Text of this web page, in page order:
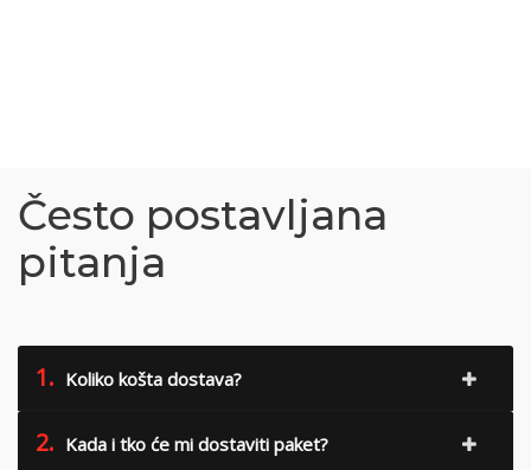
Često postavljana
pitanja
1. Koliko košta dostava?
2. Kada i tko će mi dostaviti paket?